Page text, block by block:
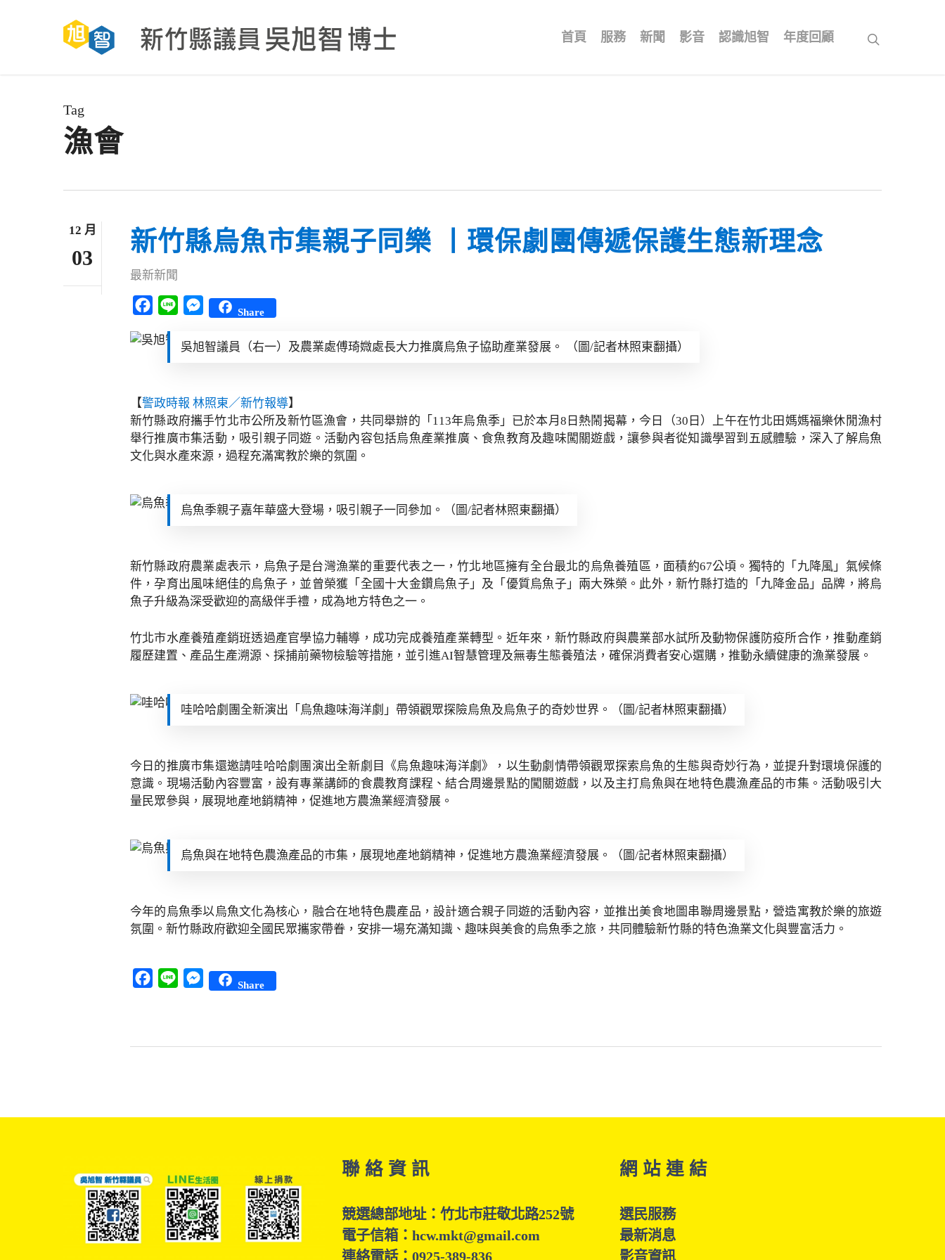
首頁 服務 新聞 影音 認識旭智 年度回顧
Tag
漁會
12 月
03
新竹縣烏魚市集親子同樂 丨環保劇團傳遞保護生態新理念
最新新聞
Facebook
Line Messenger
Share
吳旭智議員（右一）及農業處傅琦媺處長大力推廣烏魚子協助產業發展。 （圖/記者林照東翻攝）
【警政時報 林照東／新竹報導】
新竹縣政府攜手竹北市公所及新竹區漁會，共同舉辦的「113年烏魚季」已於本月8日熱鬧揭幕，今日（30日）上午在竹北田媽媽福樂休閒漁村
舉行推廣市集活動，吸引親子同遊。活動內容包括烏魚產業推廣、食魚教育及趣味闖關遊戲，讓參與者從知識學習到五感體驗，深入了解烏魚
文化與水產來源，過程充滿寓教於樂的氛圍。
烏魚季親子嘉年華盛大登場，吸引親子一同參加。（圖/記者林照東翻攝）
新竹縣政府農業處表示，烏魚子是台灣漁業的重要代表之一，竹北地區擁有全台最北的烏魚養殖區，面積約67公頃。獨特的「九降風」氣候條
件，孕育出風味絕佳的烏魚子，並曾榮獲「全國十大金鑽烏魚子」及「優質烏魚子」兩大殊榮。此外，新竹縣打造的「九降金品」品牌，將烏
魚子升級為深受歡迎的高級伴手禮，成為地方特色之一。
竹北市水產養殖產銷班透過產官學協力輔導，成功完成養殖產業轉型。近年來，新竹縣政府與農業部水試所及動物保護防疫所合作，推動產銷
履歷建置、產品生產溯源、採捕前藥物檢驗等措施，並引進AI智慧管理及無毒生態養殖法，確保消費者安心選購，推動永續健康的漁業發展。
哇哈哈劇團全新演出「烏魚趣味海洋劇」帶領觀眾探險烏魚及烏魚子的奇妙世界。（圖/記者林照東翻攝）
今日的推廣市集還邀請哇哈哈劇團演出全新劇目《烏魚趣味海洋劇》，以生動劇情帶領觀眾探索烏魚的生態與奇妙行為，並提升對環境保護的
意識。現場活動內容豐富，設有專業講師的食農教育課程、結合周邊景點的闖關遊戲，以及主打烏魚與在地特色農漁產品的市集。活動吸引大
量民眾參與，展現地產地銷精神，促進地方農漁業經濟發展。
烏魚與在地特色農漁產品的市集，展現地產地銷精神，促進地方農漁業經濟發展。（圖/記者林照東翻攝）
今年的烏魚季以烏魚文化為核心，融合在地特色農產品，設計適合親子同遊的活動內容，並推出美食地圖串聯周邊景點，營造寓教於樂的旅遊
氛圍。新竹縣政府歡迎全國民眾攜家帶眷，安排一場充滿知識、趣味與美食的烏魚季之旅，共同體驗新竹縣的特色漁業文化與豐富活力。
Facebook
Line Messenger
Share
聯 絡 資 訊
競選總部地址：竹北市莊敬北路252號
電子信箱：hcw.mkt@gmail.com
連絡電話：0925-389-836
網 站 連 結
選民服務
最新消息
影音資訊